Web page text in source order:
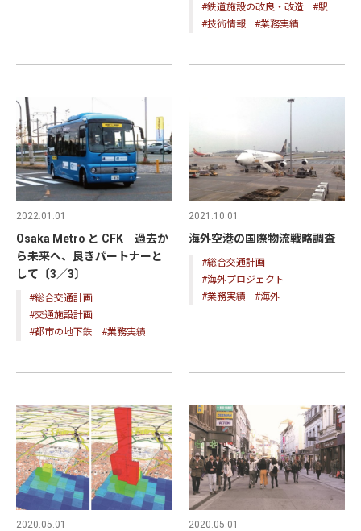
#鉄道施設の改良・改造
#駅
#技術情報
#業務実績
2022.01.01
Osaka Metro と CFK 過去か
ら未来へ、良きパートナーと
して〔3／3〕
#総合交通計画
#交通施設計画
#都市の地下鉄
#業務実績
2021.10.01
海外空港の国際物流戦略調査
#総合交通計画
#海外プロジェクト
#業務実績
#海外
2020.05.01 2020.05.01